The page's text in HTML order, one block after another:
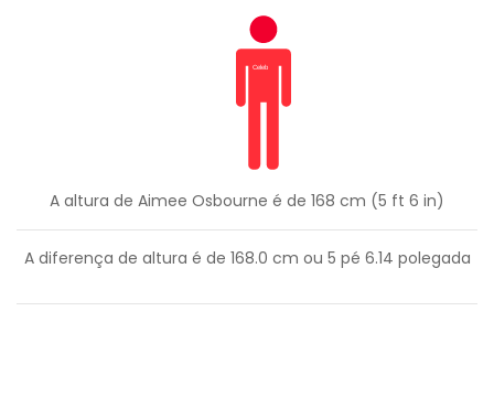
A altura de Aimee Osbourne é de 168 cm (5 ft 6 in)
A diferença de altura é de 168.0 cm ou 5 pé 6.14 polegada